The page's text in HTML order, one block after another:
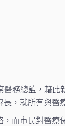
務總監，藉
，就所有與
而市民對醫